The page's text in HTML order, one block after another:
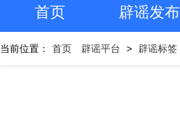
首页 辟谣发布
当前位置： 首页 辟谣平台 > 辟谣标签